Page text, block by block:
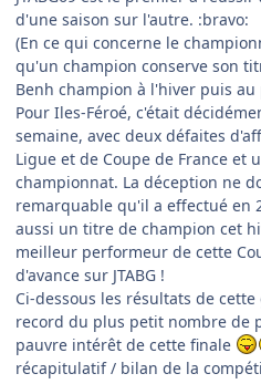
d'une saison sur l'autre. :bravo:
(En ce qui concerne le
qu'un champion conserve son
Benh champion à l'hiver puis
Pour Iles-Féroé, c'était
semaine, avec deux défaites
Ligue et de Coupe de France et
championnat. La déception ne
remarquable qu'il a effectué en
aussi un titre de champion cet
meilleur performeur de cette
d'avance sur JTABG !
Ci-dessous les résultats de
record du plus petit nombre de
pauvre intérêt de cette finale
récapitulatif / bilan de la